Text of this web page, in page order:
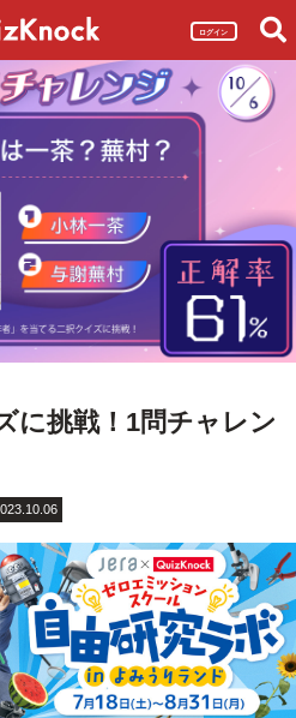
ログイン
に挑戦！1問チャレン